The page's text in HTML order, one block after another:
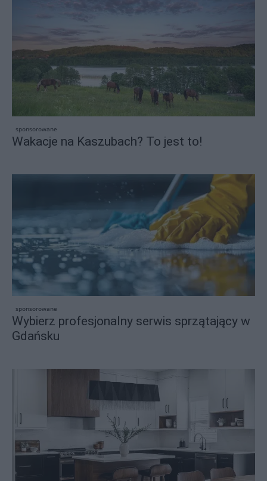
sponsorowane
Wakacje na Kaszubach? To jest to!
sponsorowane
Wybierz profesjonalny serwis sprzątający w
Gdańsku